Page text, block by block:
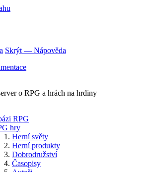
Skrýt — Nápověda
o RPG a hrách na hrdiny
RPG
hry
Herní světy
Herní produkty
Dobrodružství
Časopisy